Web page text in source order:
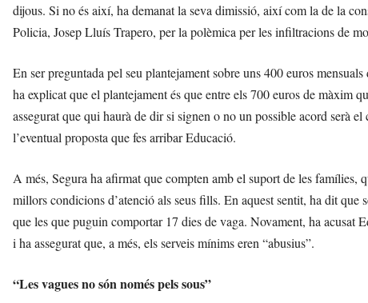
dijous. Si no és així, ha demanat la seva dimissió, així com la de la
Policia, Josep Lluís Trapero, per la polèmica per les infiltracions de
En ser preguntada pel seu plantejament sobre uns 400 euros
ha explicat que el plantejament és que entre els 700 euros de màxim
assegurat que qui haurà de dir si signen o no un possible acord serà
l’eventual proposta que fes arribar Educació.
A més, Segura ha afirmat que compten amb el suport de les famílies,
millors condicions d’atenció als seus fills. En aquest sentit, ha dit que
que les que puguin comportar 17 dies de vaga. Novament, ha acusat
i ha assegurat que, a més, els serveis mínims eren “abusius”.
“Les vagues no són només pels sous”